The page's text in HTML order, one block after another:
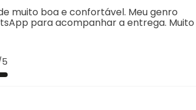
muito boa e confortável. Meu genro
para acompanhar a entrega. Muito